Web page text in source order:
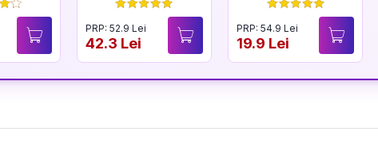
PRP: 52.9 Lei
42.3 Lei
PRP: 54.9 Lei
19.9 Lei